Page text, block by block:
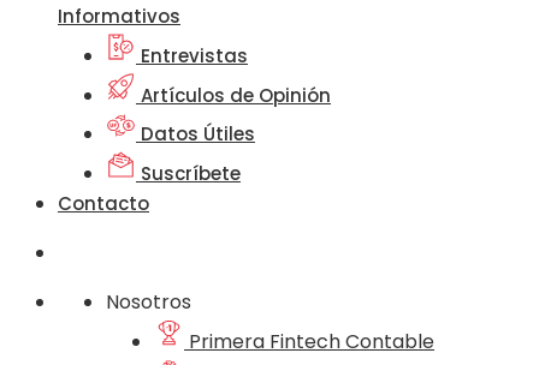
Informativos
Entrevistas
Artículos de Opinión
Datos Útiles
Suscríbete
Contacto
Nosotros
Primera Fintech Contable